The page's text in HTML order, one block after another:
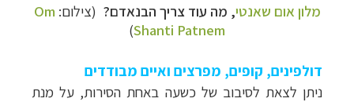
מלון אום שאנטי, מה עוד צריך הבנאדם? (צילום: Om
Shanti Patnem
)
דולפינים, קופים, מפרצים ואיים מבודדים
ניתן לצאת לסיבוב של כשעה באחת הסירות, על מנת